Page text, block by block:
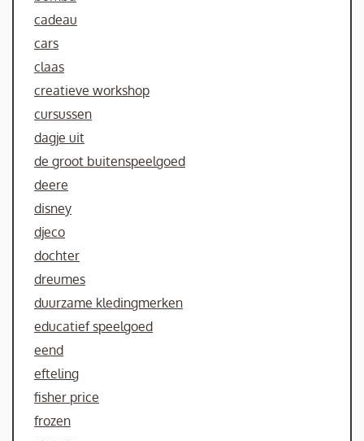
cadeau
cars
claas
creatieve workshop
cursussen
dagje uit
de groot buitenspeelgoed
deere
disney
djeco
dochter
dreumes
duurzame kledingmerken
educatief speelgoed
eend
efteling
fisher price
frozen